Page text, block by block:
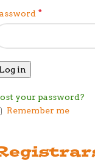
*
in
your password?
Remember me